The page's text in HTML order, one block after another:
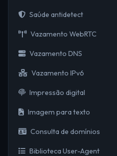
Saúde antidetect
Vazamento WebRTC
Vazamento DNS
Vazamento IPv6
Impressão digital
Imagem para texto
Consulta de domínios
Biblioteca User-Agent